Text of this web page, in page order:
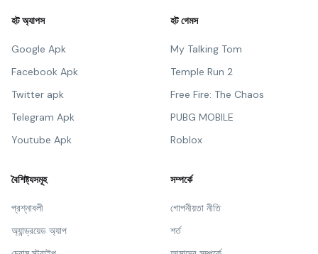
হট অ্যাপস
Google Apk
Facebook Apk
Twitter apk
Telegram Apk
Youtube Apk
হট গেমস
My Talking Tom
Temple Run 2
Free Fire: The Chaos
PUBG MOBILE
Roblox
বৈশিষ্ট্যসমূহ
প্রশ্নাবলী
অ্যান্ড্রয়েড অ্যাপ
সম্পর্কে
গোপনীয়তা নীতি
শর্ত